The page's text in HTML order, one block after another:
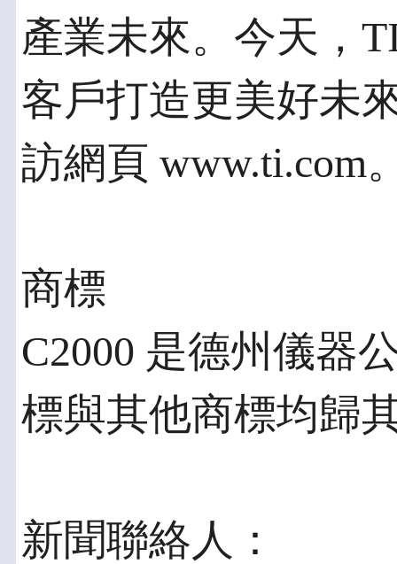
產業未來。今天，
客戶打造更美好未
訪網頁 www.ti.com
商標
C2000 是德州儀器
標與其他商標均歸
新聞聯絡人：